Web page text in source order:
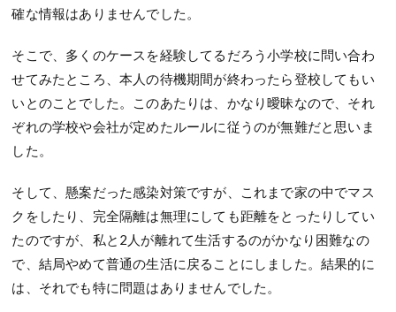
確な情報はありませんでした。
そこで、多くのケースを経験してるだろう小学校に問い合わ
せてみたところ、本人の待機期間が終わったら登校してもい
いとのことでした。このあたりは、かなり曖昧なので、それ
ぞれの学校や会社が定めたルールに従うのが無難だと思いま
した。
そして、懸案だった感染対策ですが、これまで家の中でマス
クをしたり、完全隔離は無理にしても距離をとったりしてい
たのですが、私と2人が離れて生活するのがかなり困難なの
で、結局やめて普通の生活に戻ることにしました。結果的に
は、それでも特に問題はありませんでした。